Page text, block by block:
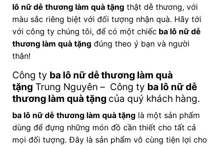
lô nữ dễ thương làm quà tặngthật dễ thương, với
màu sắc riêng biệt với đối tượng nhận quà. Hãy tới
với công ty chúng tôi, để có một chiếc ba lô nữ dễ
thương làm quà tặngđúng theo ý bạn và người
thân!
Công ty ba lô nữ dễ thương làm quà
tặng Trung Nguyên – Công ty ba lô nữ dễ
thương làm quà tặng của quý khách hàng.
ba lô nữ dễ thương làm quà tặnglà một sản phẩm
dùng để đựng những món đồ cần thiết cho tất cả
mọi đối tượng. Đây là sản phẩm vô cùng tiện lợi cho